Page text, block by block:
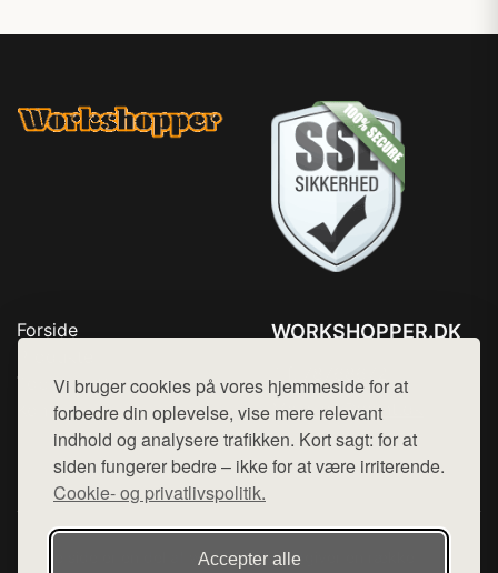
Vi bruger cookies på vores hjemmeside for at
forbedre din oplevelse, vise mere relevant
indhold og analysere trafikken. Kort sagt: for at
siden fungerer bedre – ikke for at være irriterende.
Cookie- og privatlivspolitik.
Accepter alle
Forside
Top Rabatter
Kontakt
WORKSHOPPER.DK
Mail: hej@want.dk
Cookie- og privatlivspolitik
Denne side er en del af want.dk, der udgiver en række